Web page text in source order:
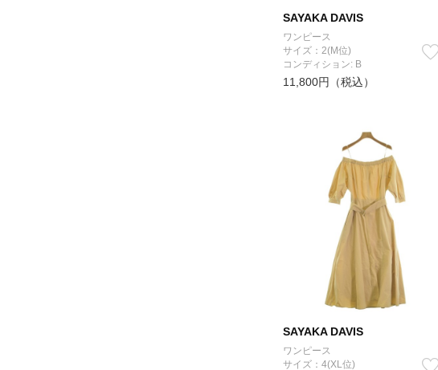
SAYAKA DAVIS
ワンピース
サイズ：2(M位)
コンディション: B
11,800円（税込）
SAYAKA DAVIS
ワンピース
サイズ：4(XL位)